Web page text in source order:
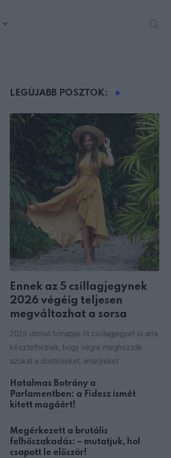
LEGÚJABB POSZTOK:
Ennek az 5 csillagjegynek
2026 végéig teljesen
megváltozhat a sorsa
2026 utolsó hónapjai öt csillagjegyet is arra
késztethetnek, hogy végre meghozzák
azokat a döntéseket, amelyeket
Hatalmas Botrány a
Parlamentben: a Fidesz ismét
kitett magáért!
Megérkezett a brutális
felhőszakadás: – mutatjuk, hol
csapott le először!